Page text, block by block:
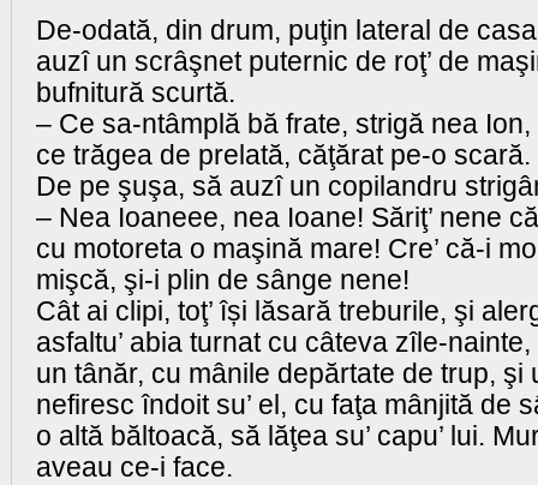
De-odată, din drum, puţin lateral de
auzî un scrâşnet puternic de roţ’ de
bufnitură scurtă.
– Ce sa-ntâmplă bă frate, strigă nea
ce trăgea de prelată, căţărat pe-o scară.
De pe şuşa, să auzî un copilandru
– Nea Ioaneee, nea Ioane! Săriţ’ nene
cu motoreta o maşină mare! Cre’ că-i
mişcă, şi-i plin de sânge nene!
Cât ai clipi, toţ’ își lăsară treburile, şi
asfaltu’ abia turnat cu câteva zîle-
un tânăr, cu mânile depărtate de trup, şi
nefiresc îndoit su’ el, cu faţa mânjită de
o altă băltoacă, să lăţea su’ capu’ lui.
aveau ce-i face.